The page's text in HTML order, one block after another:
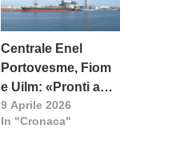
Centrale Enel
Portovesme, Fiom
e Uilm: «Pronti a
iniziative regionali e
a Roma»
9 Aprile 2026
In "Cronaca"